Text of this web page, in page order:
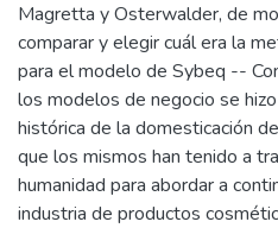
Magretta y Osterwalder, de
comparar y elegir cuál era la
para el modelo de Sybeq --
los modelos de negocio se
histórica de la domesticación
que los mismos han tenido a
humanidad para abordar a
industria de productos